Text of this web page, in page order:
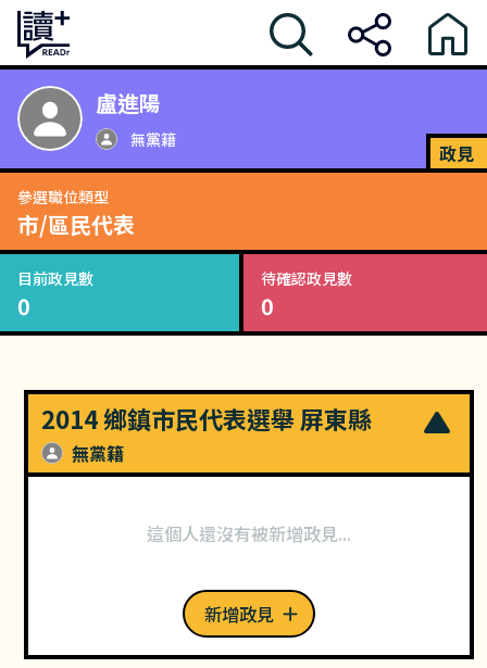
盧進陽
無黨籍
政見
參選職位類型
市/區民代表
目前政見數
0
待確認政見數
0
2014 鄉鎮市民代表選舉 屏東縣
無黨籍
這個人還沒有被新增政見...
新增政見